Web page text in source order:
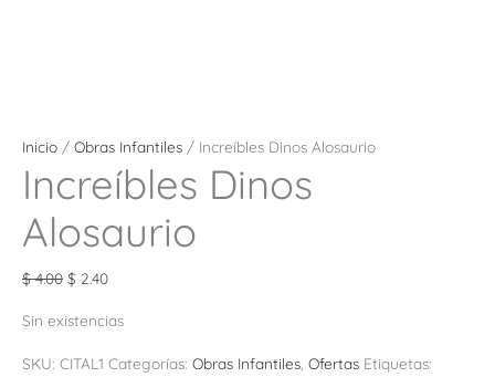
Inicio / Obras Infantiles / Increíbles Dinos Alosaurio
Increíbles Dinos
Alosaurio
$4.00 $ 2.40
Sin existencias
SKU: CITAL1 Categorías: Obras Infantiles Ofertas Etiquetas: